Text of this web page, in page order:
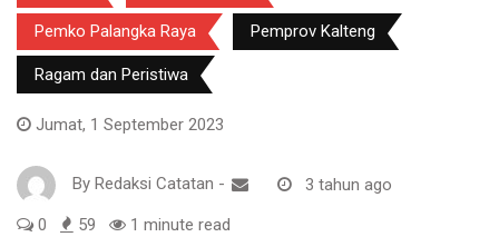
Pemko Palangka Raya Pemprov Kalteng
Ragam dan Peristiwa
Jumat, 1 September 2023
By Redaksi Catatan - 3 tahun ago
0 59 1 minute read